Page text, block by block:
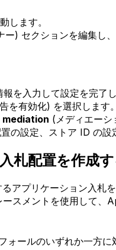
します。
) セクションを編集し
を入力して設定を完了
を有効化) を選択します。
mediation (メディエーシ
の設定、ストア ID の設
札配置を作成
プリケーション入札
スメントを使用して、
ールのいずれか一方